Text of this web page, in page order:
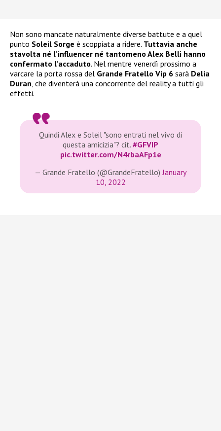
Non sono mancate naturalmente diverse battute e a quel
punto Soleil Sorge è scoppiata a ridere. Tuttavia anche
stavolta né l’influencer né tantomeno Alex Belli hanno
confermato l’accaduto. Nel mentre venerdì prossimo a
varcare la porta rossa del Grande Fratello Vip 6 sarà Delia
Duran, che diventerà una concorrente del reality a tutti gli
effetti.
Quindi Alex e Soleil "sono entrati nel vivo di
questa amicizia"? cit. #GFVIP
pic.twitter.com/N4rbaAFp1e
— Grande Fratello (@GrandeFratello)January
10, 2022